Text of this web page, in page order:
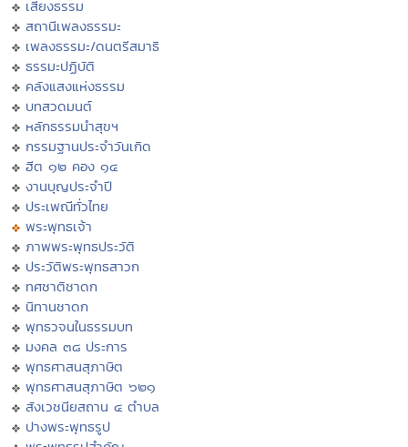
เสียงธรรม
สถานีเพลงธรรมะ
เพลงธรรมะ/ดนตรีสมาธิ
ธรรมะปฏิบัติ
คลังแสงแห่งธรรม
บทสวดมนต์
หลักธรรมนำสุขฯ
กรรมฐานประจำวันเกิด
ฮีต ๑๒ คอง ๑๔
งานบุญประจำปี
ประเพณีทั่วไทย
พระพุทธเจ้า
ภาพพระพุทธประวัติ
ประวัติพระพุทธสาวก
ทศชาติชาดก
นิทานชาดก
พุทธวจนในธรรมบท
มงคล ๓๘ ประการ
พุทธศาสนสุภาษิต
พุทธศาสนสุภาษิต ๖๒๑
สังเวชนียสถาน ๔ ตำบล
ปางพระพุทธรูป